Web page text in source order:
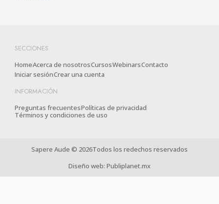
SECCIONES
HomeAcerca de nosotrosCursosWebinarsContacto
Iniciar sesiónCrear una cuenta
INFORMACIÓN
Preguntas frecuentesPolíticas de privacidad
Términos y condiciones de uso
Sapere Aude © 2026Todos los redechos reservados
Diseño web: Publiplanet.mx